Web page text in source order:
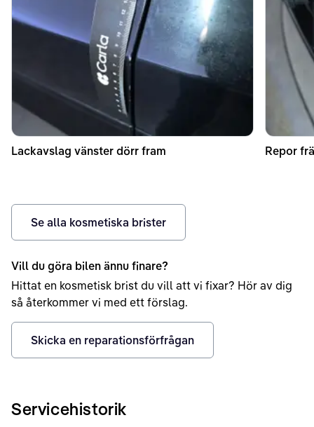
Lackavslag vänster dörr fram Repor
Se alla kosmetiska brister
Vill du göra bilen ännu finare?
Hittat en kosmetisk brist du vill att vi fixar? Hör av dig
så återkommer vi med ett förslag.
Skicka en reparationsförfrågan
Servicehistorik